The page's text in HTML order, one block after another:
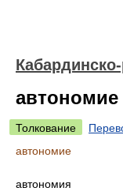
автономие
Толкование
автономие
автономия